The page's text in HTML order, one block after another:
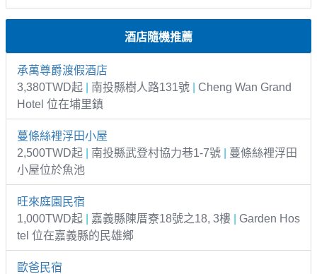
酒店隨機推薦
承萬尊爵渡假酒店
3,380TWD起
南投縣樹人路131號
Cheng Wan Grand
Hotel 位在埔里鎮
蔓條絲裡浮田小屋
2,500TWD起
南投縣武登村協力巷1-7號
蔓條絲裡浮田
小屋位於魚池
旺來庭園民宿
1,000TWD起
嘉義縣陳厝寮18號之18, 3樓
Garden Hos
tel 位在嘉義縣的民雄鄉
歐爸民宿